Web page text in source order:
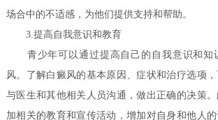
场合中的不适感，为他们提供支持和帮助。
3.提高自我意识和教育
青少年可以通过提高自己的自我意识和知
风。了解白癜风的基本原因、症状和治疗选项
与医生和其他相关人员沟通，做出正确的决策
加相关的教育和宣传活动，增加对自身和他人